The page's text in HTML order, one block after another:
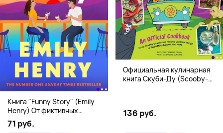
Книга "Funny Story" (Emily
Henry) От фиктивных
свиданий к реальной любви
71 руб.
Официальная кулинарная
книга Скуби-Ду (Scooby-
136 руб.